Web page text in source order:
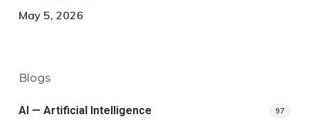
May 5, 2026
Blogs
AI — Artificial Intelligence 97